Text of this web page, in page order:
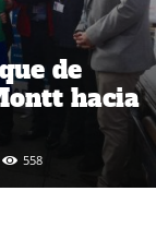
de
hacia
558